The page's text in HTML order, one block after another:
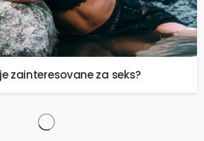
zainteresovane za seks?